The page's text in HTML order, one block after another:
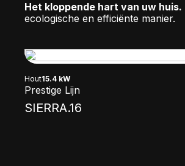
Het kloppende hart van uw huis.
ecologische en efficiënte manier.
Hout15.4 kW
Prestige Lijn
SIERRA.16